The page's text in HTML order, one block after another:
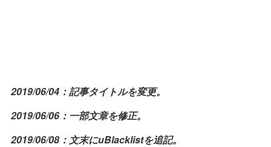
2019/06/04：記事タイトルを変更。
2019/06/06：一部文章を修正。
2019/06/08：文末にuBlacklistを追記。